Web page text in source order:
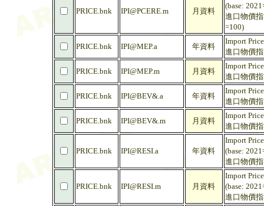
PRICE.bnk IPI@PCERE.m 月資料
(base:
進口物價
=100)
PRICE.bnk IPI@MEP.a 年資料
Import
進口物價
PRICE.bnk IPI@MEP.m 月資料
Import
進口物價
PRICE.bnk IPI@BEV&.a 年資料
Import
進口物價
PRICE.bnk IPI@BEV&.m 月資料
Import
進口物價
PRICE.bnk IPI@RESI.a 年資料
Import
(base:
進口物價
PRICE.bnk IPI@RESI.m 月資料
Import
(base:
進口物價